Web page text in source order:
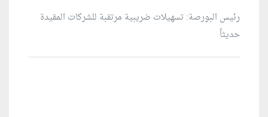
رئيس البورصة: تسهيلات ضريبية مرتقبة للشركات المقيدة
حديثاً